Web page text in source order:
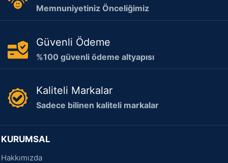
Memnuniyetiniz Önceliğimiz
Güvenli Ödeme
%100 güvenli ödeme altyapısı
Kaliteli Markalar
Sadece bilinen kaliteli markalar
KURUMSAL
Hakkımızda